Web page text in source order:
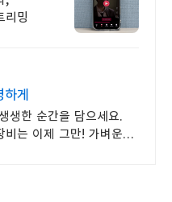
리밍
하게
생한 순간을 담으세요.
비는 이제 그만! 가벼운